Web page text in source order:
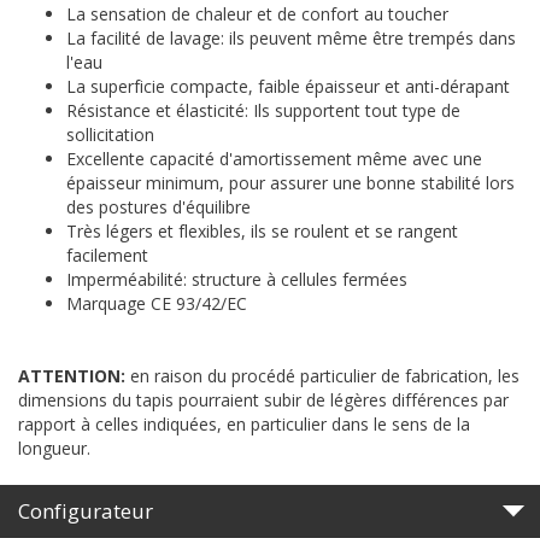
La sensation de chaleur et de confort au toucher
La facilité de lavage: ils peuvent même être trempés dans
l'eau
La superficie compacte, faible épaisseur et anti-dérapant
Résistance et élasticité: Ils supportent tout type de
sollicitation
Excellente capacité d'amortissement même avec une
épaisseur minimum, pour assurer une bonne stabilité lors
des postures d'équilibre
Très légers et flexibles, ils se roulent et se rangent
facilement
Imperméabilité: structure à cellules fermées
Marquage CE 93/42/EC
ATTENTION: en raison du procédé particulier de fabrication, les
dimensions du tapis pourraient subir de légères différences par
rapport à celles indiquées, en particulier dans le sens de la
longueur.
Configurateur